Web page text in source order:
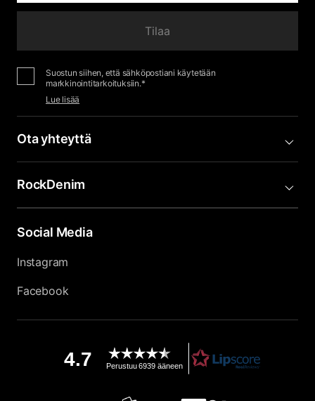
Tilaa
Suostun siihen, että sähköpostiani käytetään
markkinointitarkoituksiin.*
Lue lisää
Ota yhteyttä
RockDenim
Social Media
Instagram
Facebook
4.7 Perustuu 6939 ääneen